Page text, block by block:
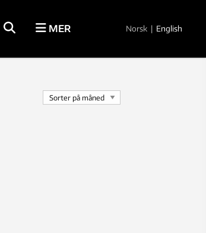
MER Norsk | English